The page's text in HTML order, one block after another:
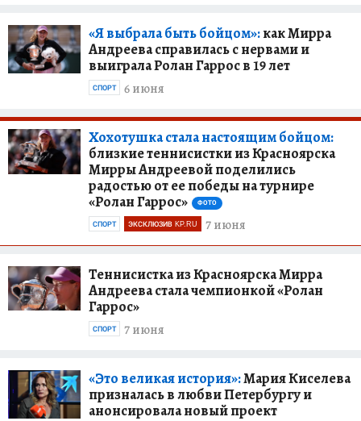
«Я выбрала быть бойцом»:как Мирра
Андреева справилась с нервами и
выиграла Ролан Гаррос в 19 лет
6 июня
СПОРТ
Хохотушка стала настоящим бойцом:
близкие теннисистки из Красноярска
Мирры Андреевой поделились
радостью от ее победы на турнире
«Ролан Гаррос»
ФОТО
7 июня
СПОРТ ЭКСКЛЮЗИВ KP.RU
Теннисистка из Красноярска Мирра
Андреева стала чемпионкой «Ролан
Гаррос»
7 июня
СПОРТ
«Это великая история»:Мария Киселева
призналась в любви Петербургу и
анонсировала новый проект